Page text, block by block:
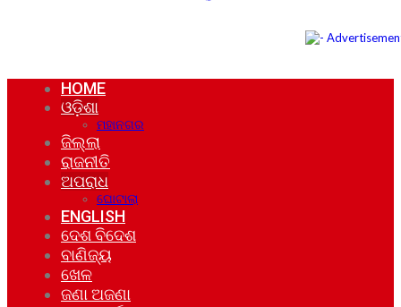
HOME
ଓଡ଼ିଶା
ମହାନଗର
ଜିଲ୍ଲା
ରାଜନୀତି
ଅପରାଧ
ଘୋଟାଲା
ENGLISH
ଦେଶ ବିଦେଶ
ବାଣିଜ୍ୟ
ଖେଳ
ଜଣା ଅଜଣା